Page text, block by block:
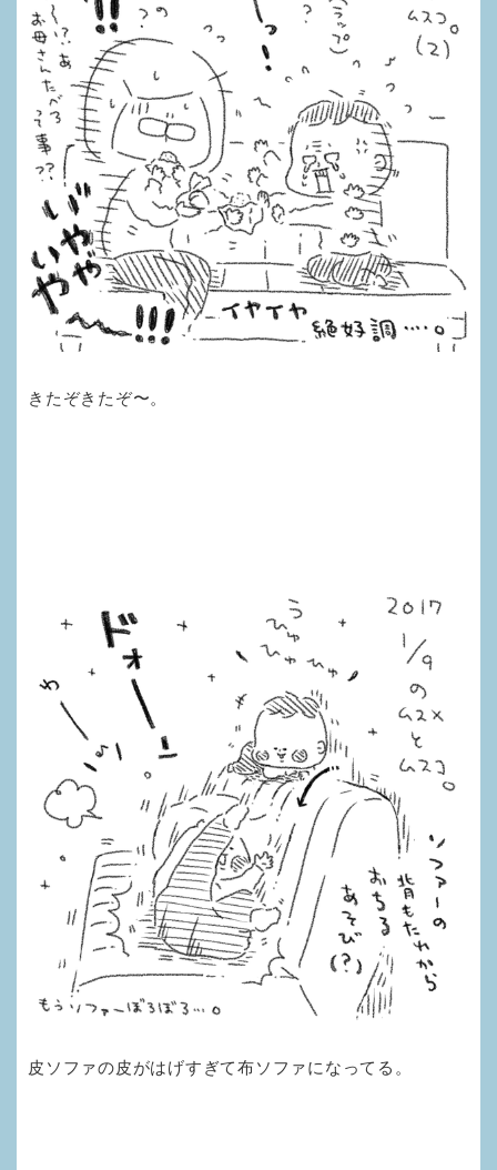
きたぞきたぞ〜。
皮ソファの皮がはげすぎて布ソファになってる。